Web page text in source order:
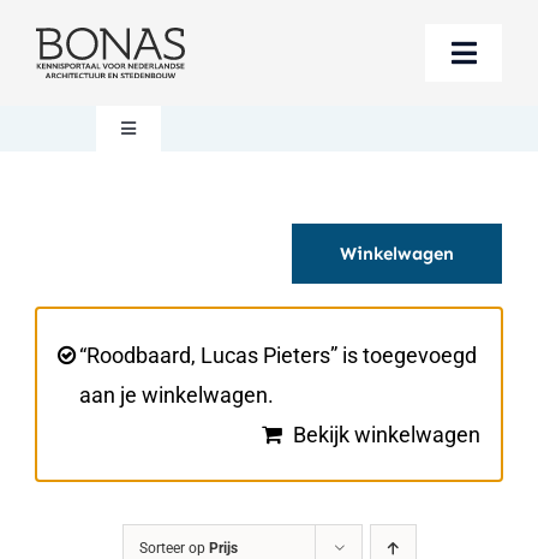
naar
Toggle
Berichten
Steun BONAS
Toggle
Winkelwagen
Winkelwagen
“Roodbaard, Lucas Pieters” is toegevoegd
aan je winkelwagen.
Bekijk winkelwagen
Sorteer op Prijs